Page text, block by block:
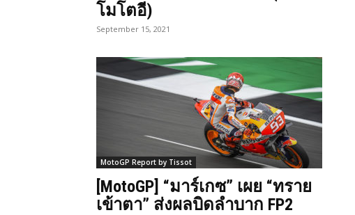
โมโตอี)
September 15, 2021
MotoGP Report by Tissot
[MotoGP] “มาร์เกซ” เผย “ทราย
เข้าตา” ส่งผลบิดลำบาก FP2